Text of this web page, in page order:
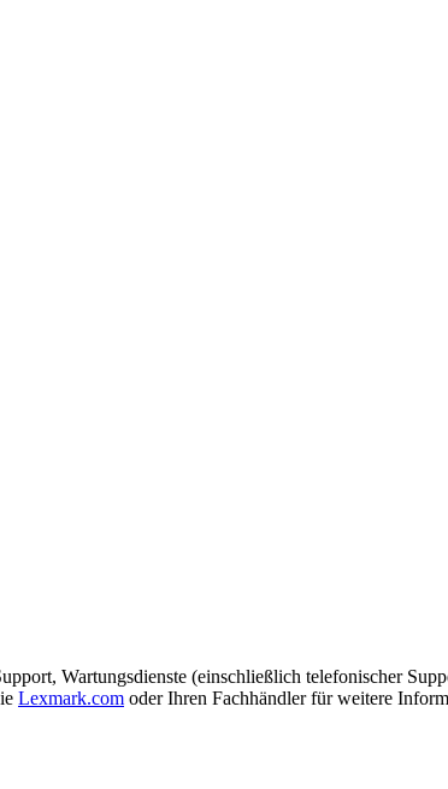
Wartungsdienste (einschließlich telefonischer
Lexmark.com oder Ihren Fachhändler für weitere